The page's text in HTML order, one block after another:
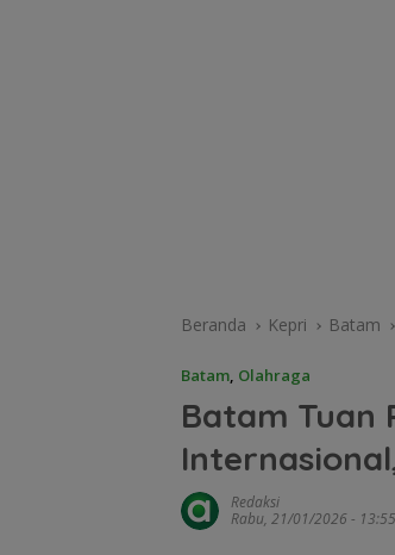
Beranda Kepri Batam
Batam, Olahraga
Batam Tuan
Redaksi
Rabu, 21/01/2026 -